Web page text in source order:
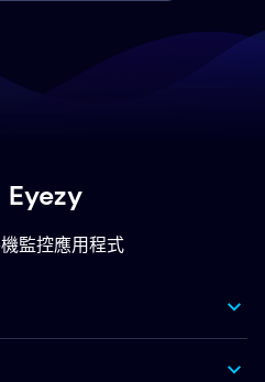
Eyezy
監控應用程式